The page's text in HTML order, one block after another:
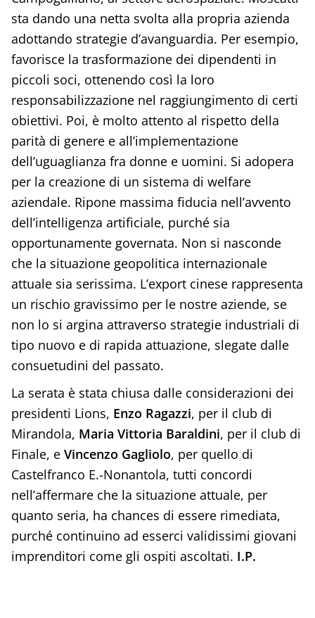
sta dando una netta svolta alla propria azienda
adottando strategie d’avanguardia. Per esempio,
favorisce la trasformazione dei dipendenti in
piccoli soci, ottenendo così la loro
responsabilizzazione nel raggiungimento di certi
obiettivi. Poi, è molto attento al rispetto della
parità di genere e all’implementazione
dell’uguaglianza fra donne e uomini. Si adopera
per la creazione di un sistema di welfare
aziendale. Ripone massima fiducia nell’avvento
dell’intelligenza artificiale, purché sia
opportunamente governata. Non si nasconde
che la situazione geopolitica internazionale
attuale sia serissima. L’export cinese rappresenta
un rischio gravissimo per le nostre aziende, se
non lo si argina attraverso strategie industriali di
tipo nuovo e di rapida attuazione, slegate dalle
consuetudini del passato.
La serata è stata chiusa dalle considerazioni dei
presidenti Lions, Enzo Ragazzi, per il club di
Mirandola, Maria Vittoria Baraldini, per il club di
Finale, e Vincenzo Gagliolo, per quello di
Castelfranco E.-Nonantola, tutti concordi
nell’affermare che la situazione attuale, per
quanto seria, ha chances di essere rimediata,
purché continuino ad esserci validissimi giovani
imprenditori come gli ospiti ascoltati. I.P.